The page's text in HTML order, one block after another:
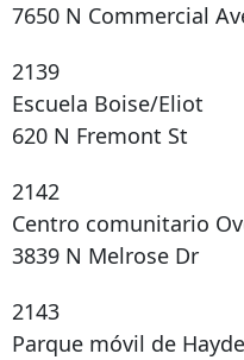
7650 N Commercial
2139
Escuela Boise/Eliot
620 N Fremont St
2142
Centro comunitario
3839 N Melrose Dr
2143
Parque móvil de